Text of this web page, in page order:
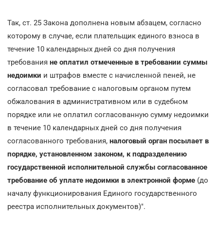
Так, ст. 25 Закона дополнена новым абзацем, согласно
которому в случае, если плательщик единого взноса в
течение 10 календарных дней со дня получения
требования не оплатил отмеченные в требовании суммы
недоимки и штрафов вместе с начисленной пеней, не
согласовал требование с налоговым органом путем
обжалования в административном или в судебном
порядке или не оплатил согласованную сумму недоимки
в течение 10 календарных дней со дня получения
согласованного требования, налоговый орган посылает в
порядке, установленном законом, к подразделению
государственной исполнительной службы согласованное
требование об уплате недоимки в электронной форме (до
началу функционирования Единого государственного
реестра исполнительных документов)".